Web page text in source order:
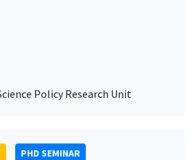
Policy Research Unit
PHD SEMINAR